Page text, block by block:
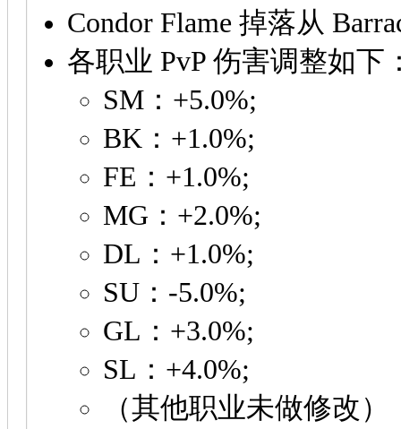
Condor Flame 掉落从
各职业 PvP 伤害调整如下
SM：+5.0%;
BK：+1.0%;
FE：+1.0%;
MG：+2.0%;
DL：+1.0%;
SU：-5.0%;
GL：+3.0%;
SL：+4.0%;
（其他职业未做修改）